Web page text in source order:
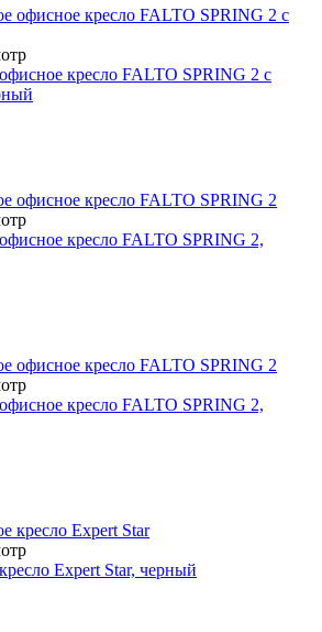
кресло FALTO SPRING 2 с
кресло FALTO SPRING 2,
кресло FALTO SPRING 2,
Expert Star, черный